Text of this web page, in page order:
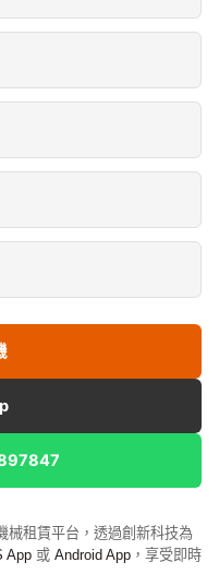
械租賃平台，透過創新科技為
App 或 Android App ，享受即時